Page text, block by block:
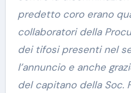
predetto coro erano
collaboratori della
dei tifosi presenti nel
l’annuncio e anche
del capitano della Soc.